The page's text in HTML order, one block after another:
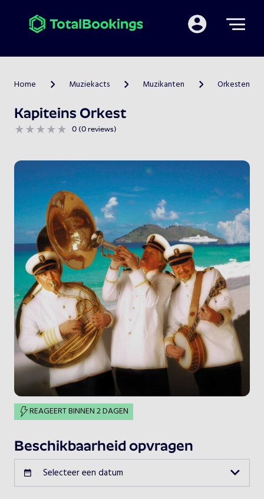
Mijn
Home > Muziekacts > Muzikanten > Orkesten
Kapiteins Orkest
0 (0 reviews)
REAGEERT BINNEN 2 DAGEN
Beschikbaarheid opvragen
Selecteer een datum